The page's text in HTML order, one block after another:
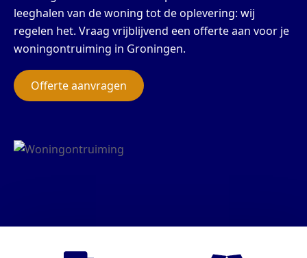
leeghalen van de woning tot de oplevering: wij
regelen het. Vraag vrijblijvend een offerte aan voor je
woningontruiming in Groningen.
Offerte aanvragen